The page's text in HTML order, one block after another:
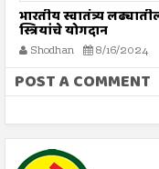
भारतीय स्वातंत्र्य
स्त्रियांचे योगदान
Shodhan 8/16/2024
POST A COMMENT